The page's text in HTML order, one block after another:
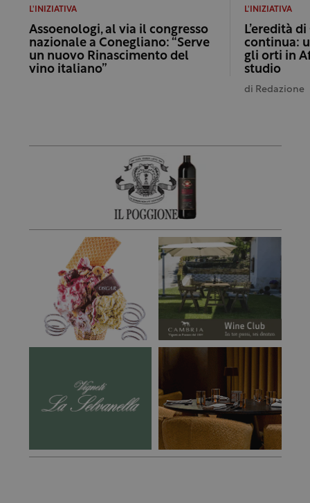
L'INIZIATIVA
Assoenologi, al via il congresso
nazionale a Conegliano: “Serve
un nuovo Rinascimento del
vino italiano”
L'INIZIATIVA
L’eredità
continua:
gli orti in
studio
di Redazione